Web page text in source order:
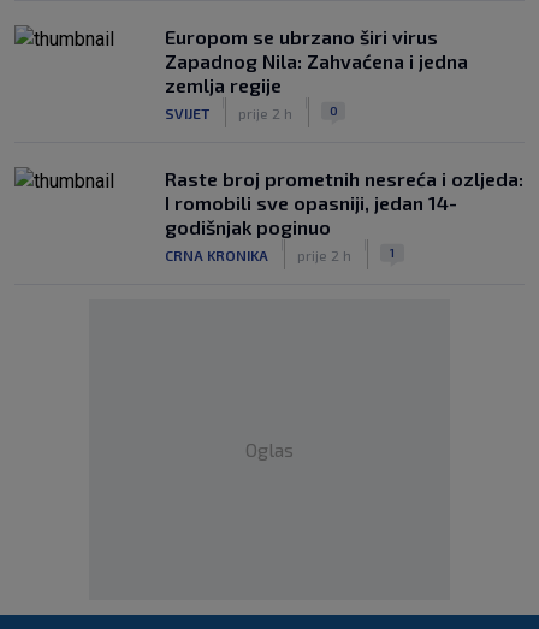
Europom se ubrzano širi virus
Zapadnog Nila: Zahvaćena i jedna
zemlja regije
SVIJET prije 2 h 0
Raste broj prometnih nesreća i ozljeda:
I romobili sve opasniji, jedan 14-
godišnjak poginuo
CRNA KRONIKA prije 2 h 1
Oglas